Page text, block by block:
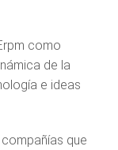
como
de la
e ideas
que